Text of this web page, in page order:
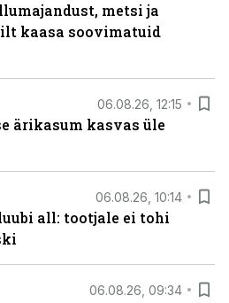
metsi ja
kaasa soovimatuid
06.08.26, 12:15
ärikasum kasvas üle
06.08.26, 10:14
all: tootjale ei tohi
06.08.26, 09:34